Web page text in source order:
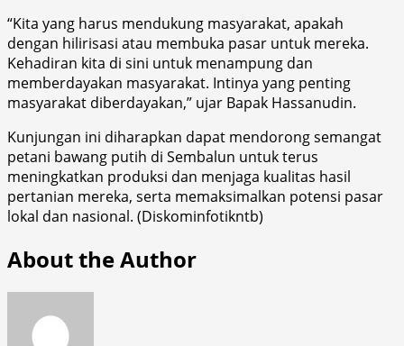
“Kita yang harus mendukung masyarakat, apakah
dengan hilirisasi atau membuka pasar untuk mereka.
Kehadiran kita di sini untuk menampung dan
memberdayakan masyarakat. Intinya yang penting
masyarakat diberdayakan,” ujar Bapak Hassanudin.
Kunjungan ini diharapkan dapat mendorong semangat
petani bawang putih di Sembalun untuk terus
meningkatkan produksi dan menjaga kualitas hasil
pertanian mereka, serta memaksimalkan potensi pasar
lokal dan nasional. (Diskominfotikntb)
About the Author